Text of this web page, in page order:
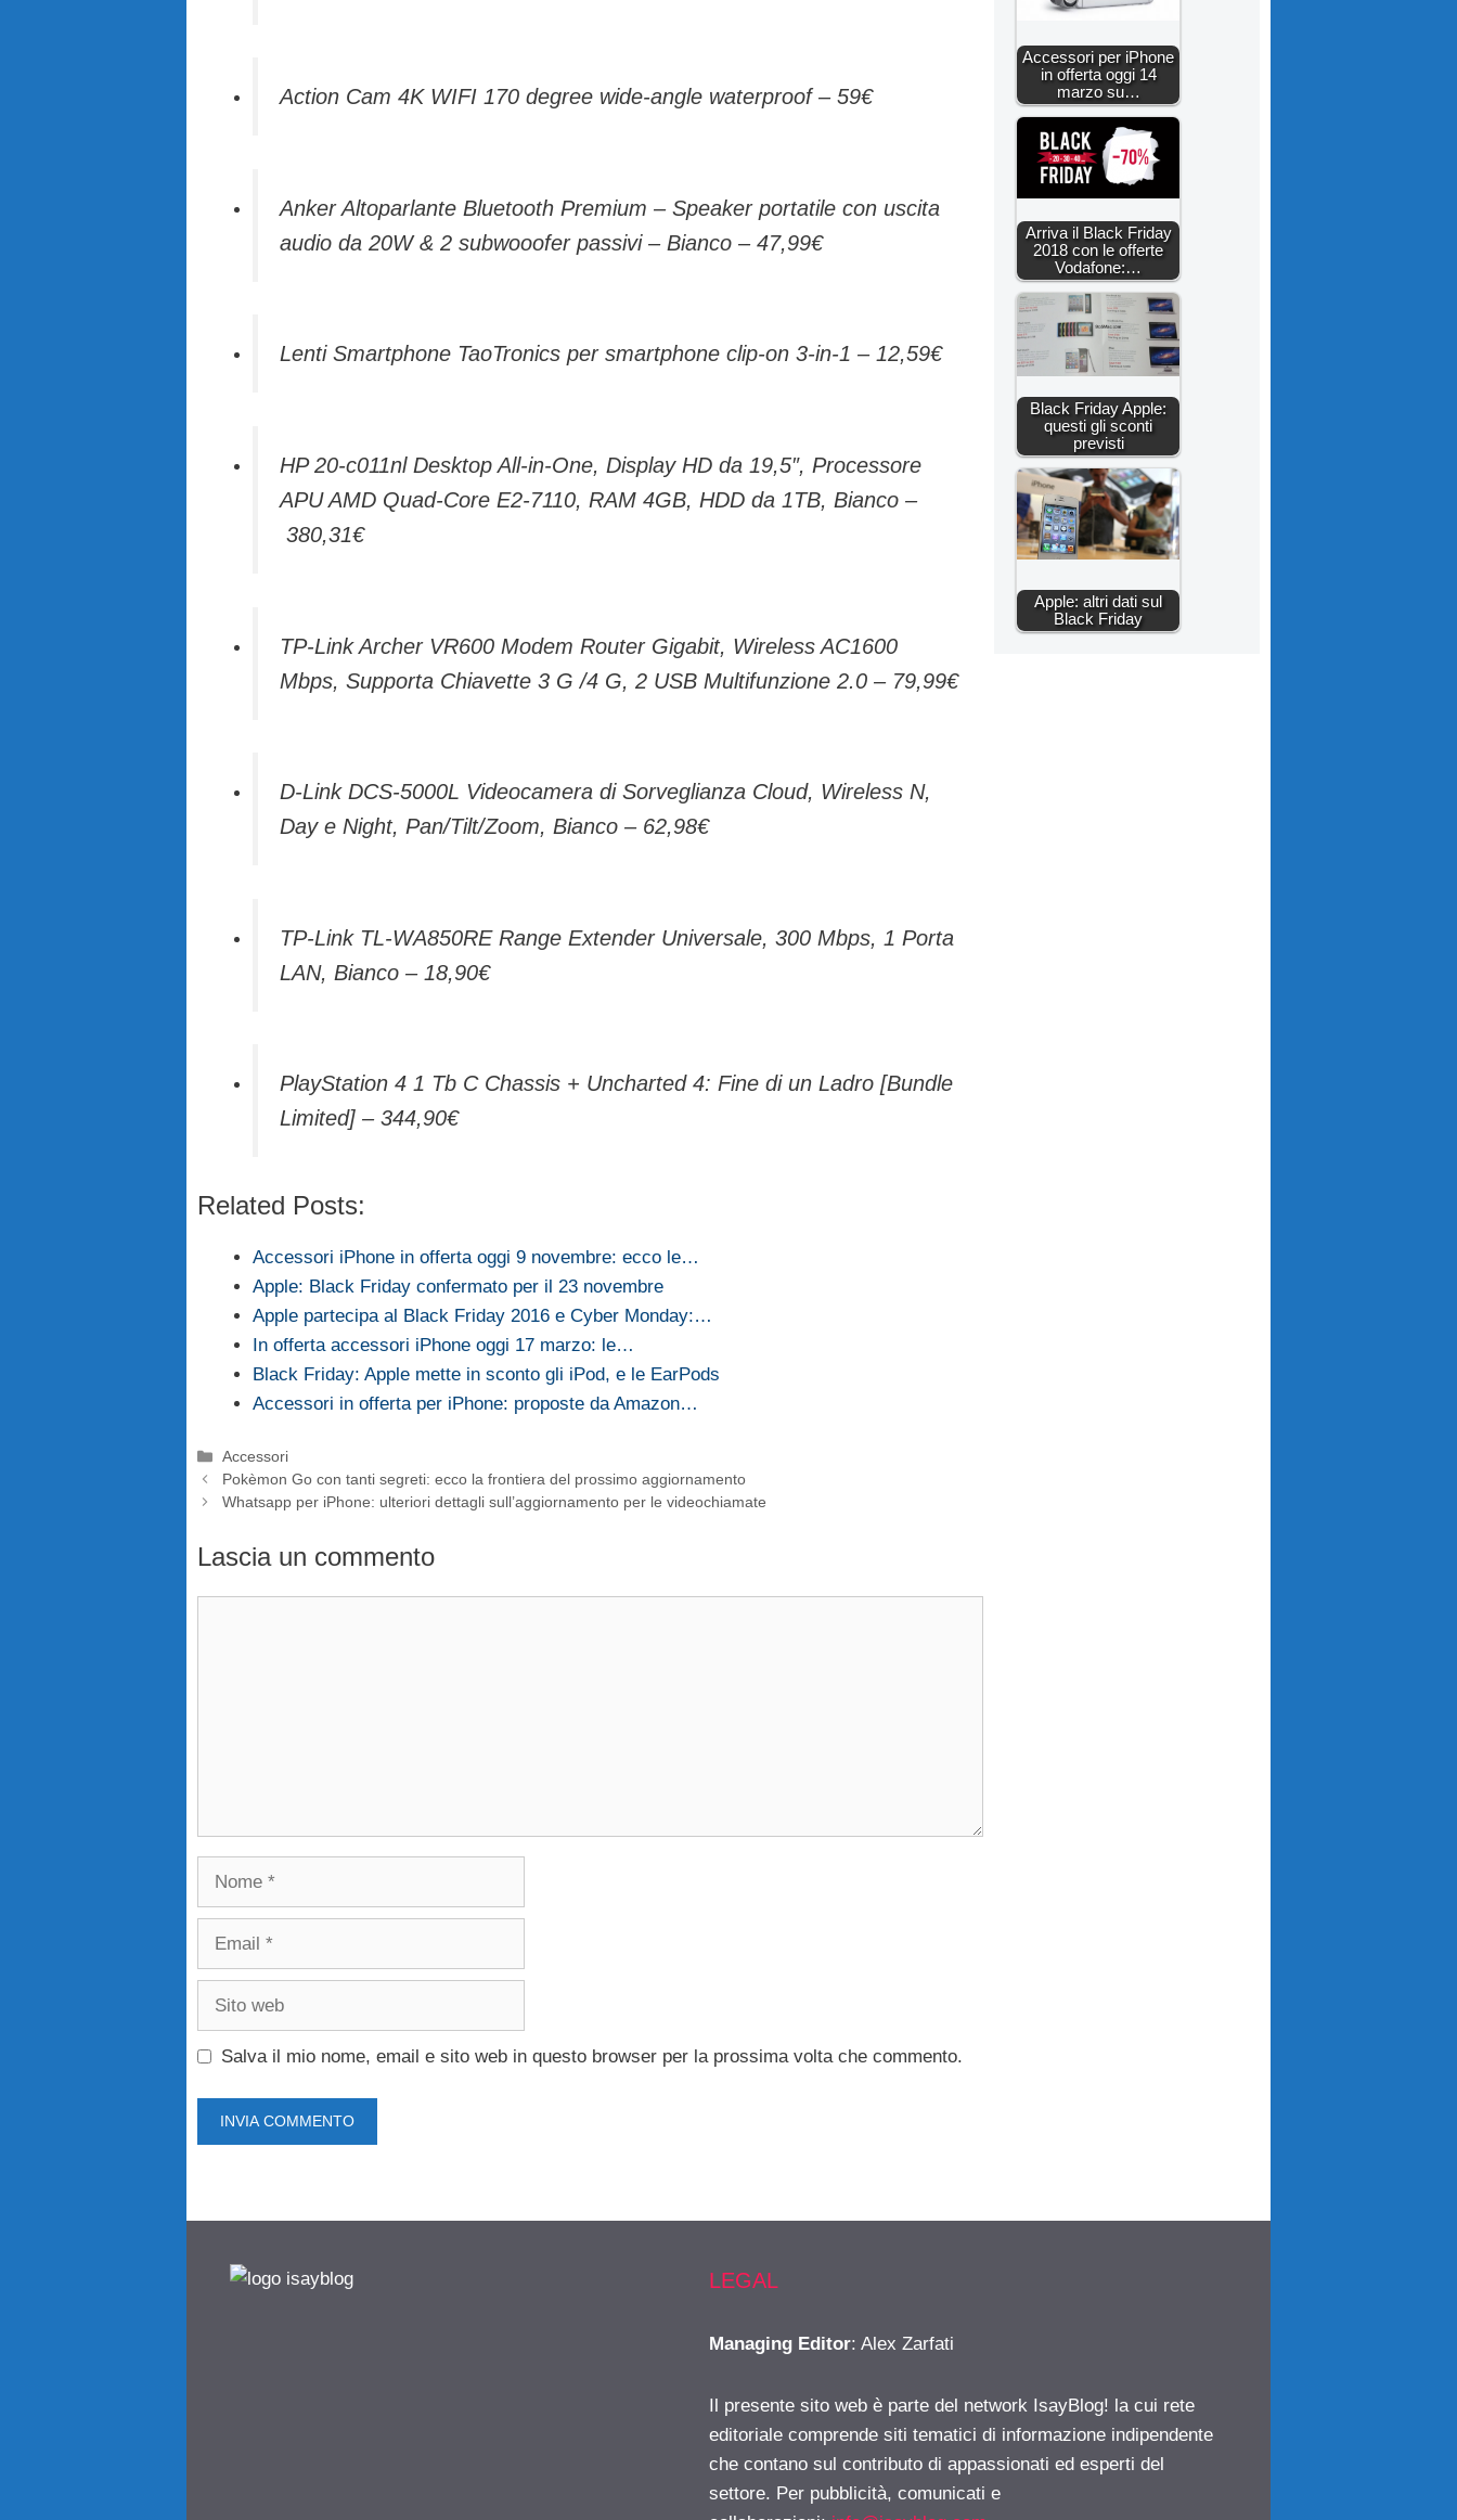
Action Cam 4K WIFI 170 degree wide-angle waterproof – 59€
Anker Altoparlante Bluetooth Premium – Speaker portatile con uscita
audio da 20W & 2 subwooofer passivi – Bianco – 47,99€
Lenti Smartphone TaoTronics per smartphone clip-on 3-in-1 – 12,59€
HP 20-c011nl Desktop All-in-One, Display HD da 19,5″, Processore
APU AMD Quad-Core E2-7110, RAM 4GB, HDD da 1TB, Bianco –
380,31€
TP-Link Archer VR600 Modem Router Gigabit, Wireless AC1600
Mbps, Supporta Chiavette 3 G /4 G, 2 USB Multifunzione 2.0 – 79,99€
D-Link DCS-5000L Videocamera di Sorveglianza Cloud, Wireless N,
Day e Night, Pan/Tilt/Zoom, Bianco – 62,98€
TP-Link TL-WA850RE Range Extender Universale, 300 Mbps, 1 Porta
LAN, Bianco – 18,90€
PlayStation 4 1 Tb C Chassis + Uncharted 4: Fine di un Ladro [Bundle
Limited] – 344,90€
Related Posts:
Accessori iPhone in offerta oggi 9 novembre: ecco le…
Apple: Black Friday confermato per il 23 novembre
Apple partecipa al Black Friday 2016 e Cyber Monday:…
In offerta accessori iPhone oggi 17 marzo: le…
Black Friday: Apple mette in sconto gli iPod, e le EarPods
Accessori in offerta per iPhone: proposte da Amazon…
Categorie
Accessori
Pokèmon Go con tanti segreti: ecco la frontiera del prossimo aggiornamento
Whatsapp per iPhone: ulteriori dettagli sull’aggiornamento per le videochiamate
Lascia un commento
Nome
Email
Sito
Salva il mio nome, email e sito web in questo browser per la prossima volta che commento.
Accessori per iPhone
in offerta oggi 14
marzo su…
Arriva il Black Friday
2018 con le offerte
Vodafone:…
Black Friday Apple:
questi gli sconti
previsti
Apple: altri dati sul
Black Friday
LEGAL
Managing Editor: Alex Zarfati
Il presente sito web è parte del network IsayBlog! la cui rete
editoriale comprende siti tematici di informazione indipendente
che contano sul contributo di appassionati ed esperti del
settore. Per pubblicità, comunicati e